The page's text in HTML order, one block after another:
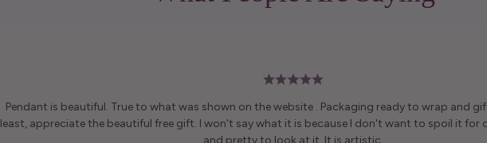
Pendant is beautiful. True to what was shown on the website . Packaging ready to wrap and
least, appreciate the beautiful free gift. I won't say what it is because I don't want to spoil it for
and pretty to look at it. It is artistic.